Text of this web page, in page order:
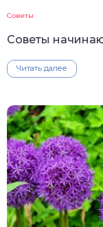
Советы
Советы
Читать далее